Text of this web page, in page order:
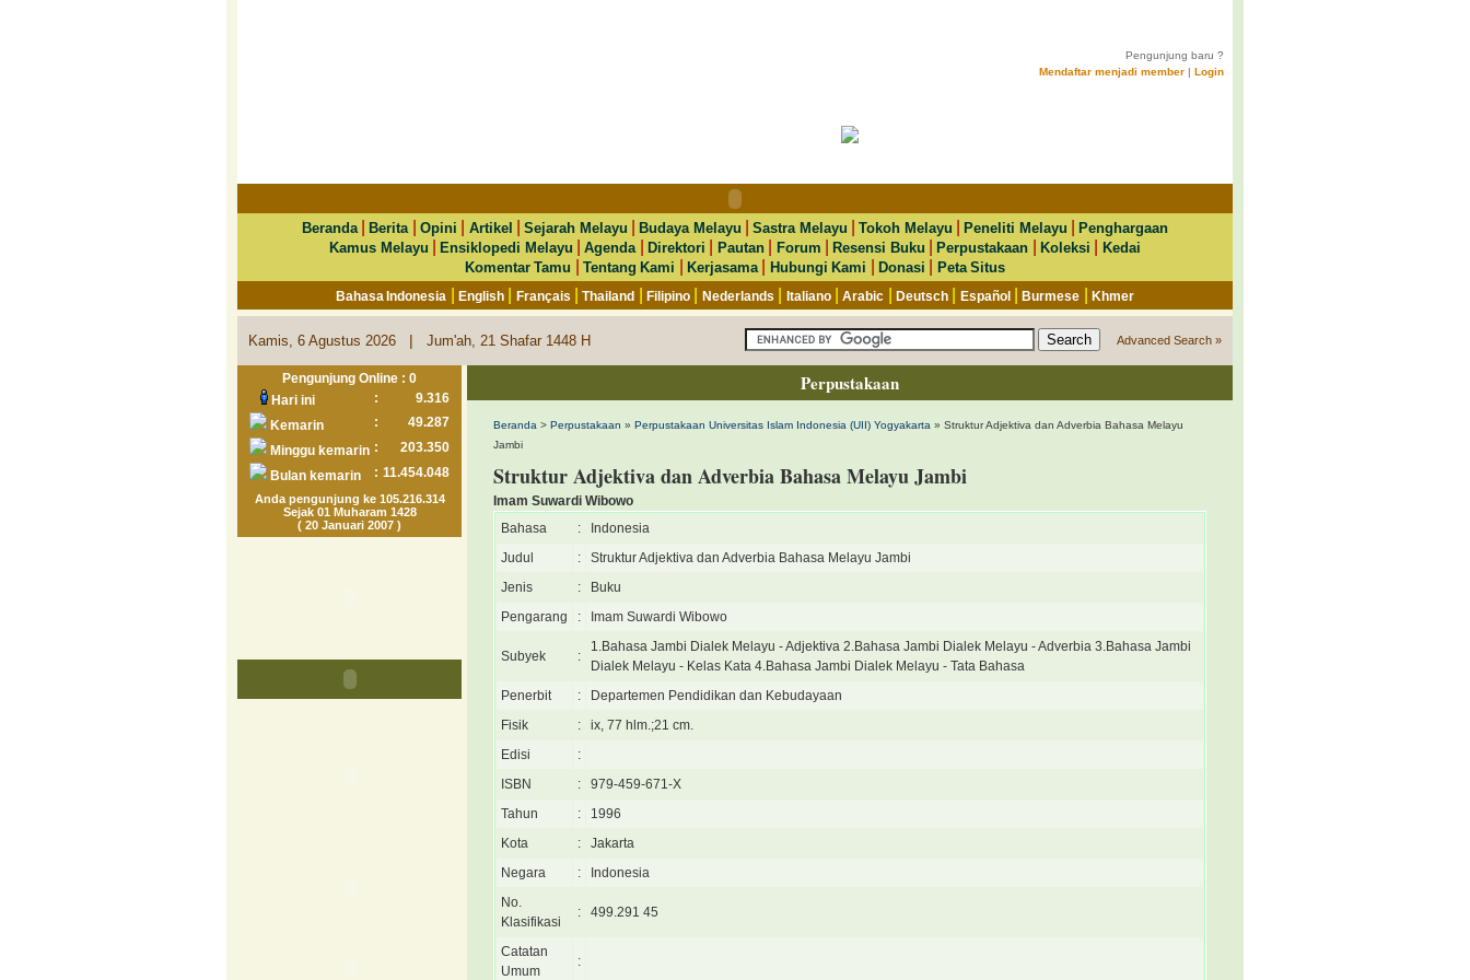
Pengunjung baru ?
Mendaftar menjadi member | Login
Beranda|Berita Opini Artikel |Sejarah Melayu |Budaya Melayu |Sastra Melayu |Tokoh Melayu |Peneliti Melayu |Penghargaan
Kamus Melayu
|Ensiklopedi Melayu |Agenda |Direktori Pautan| Forum |Resensi Buku |Perpustakaan Koleksi
Kedai
Komentar Tamu
|Tentang Kami |Kerjasama Hubungi Kami Donasi Peta Situs
Bahasa Indonesia |English Français |Thailand |Filipino Nederlands Italiano|Arabic Deutsch| Español|Burmese Khmer
Kamis, 6 Agustus 2026 | Jum'ah, 21 Shafar 1448 H Advanced Search »
Pengunjung Online : 0
Hari ini
:
9.316
Kemarin
:
49.287
Minggu kemarin :
203.350
Bulan kemarin
: 11.454.048
Anda pengunjung ke 105.216.314
Sejak 01 Muharam 1428
( 20 Januari 2007 )
Perpustakaan
Beranda > Perpustakaan » Perpustakaan Universitas Islam Indonesia (UII) Yogyakarta » Struktur Adjektiva dan Adverbia Bahasa Melayu
Jambi
Struktur Adjektiva dan Adverbia Bahasa Melayu Jambi
Imam Suwardi Wibowo
Bahasa
:
Indonesia
Judul
:
Struktur Adjektiva dan Adverbia Bahasa Melayu Jambi
Jenis
:
Buku
Pengarang
: Imam Suwardi Wibowo
Subyek :
1.Bahasa Jambi Dialek Melayu - Adjektiva 2.Bahasa Jambi Dialek Melayu - Adverbia 3.Bahasa Jambi
Dialek Melayu - Kelas Kata 4.Bahasa Jambi Dialek Melayu - Tata Bahasa
Penerbit
:
Departemen Pendidikan dan Kebudayaan
Fisik
:
ix, 77 hlm.;21 cm.
Edisi
:
ISBN
:
979-459-671-X
Tahun
:
1996
Kota
:
Jakarta
Negara
:
Indonesia
No.
Klasifikasi
: 499.291 45
Catatan
Umum
: